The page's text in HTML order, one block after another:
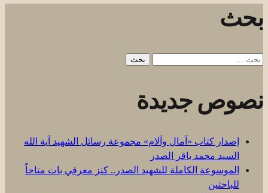
بحث
البحث
نصوص جديدة
إصدار كتاب «آمال وآلام» مجموعة رسائل الشهيد آية الله
السيد محمد باقر الصدر
الموسوعة الكاملة للشهيد الصدر.. كنز معرفي بات متاحاً
للباحثين